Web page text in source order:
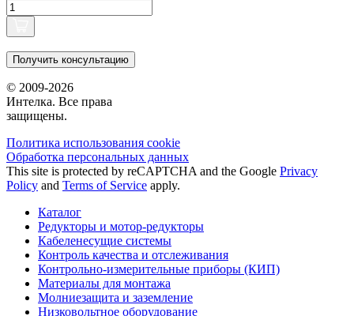
Получить консультацию
© 2009-2026
Интелка. Все права
защищены.
Политика использования сookie
Обработка персональных данных
This site is protected by reCAPTCHA and the Google Privacy
Policy and Terms of Service apply.
Каталог
Редукторы и мотор-редукторы
Кабеленесущие системы
Контроль качества и отслеживания
Контрольно-измерительные приборы (КИП)
Материалы для монтажа
Молниезащита и заземление
Низковольтное оборудование